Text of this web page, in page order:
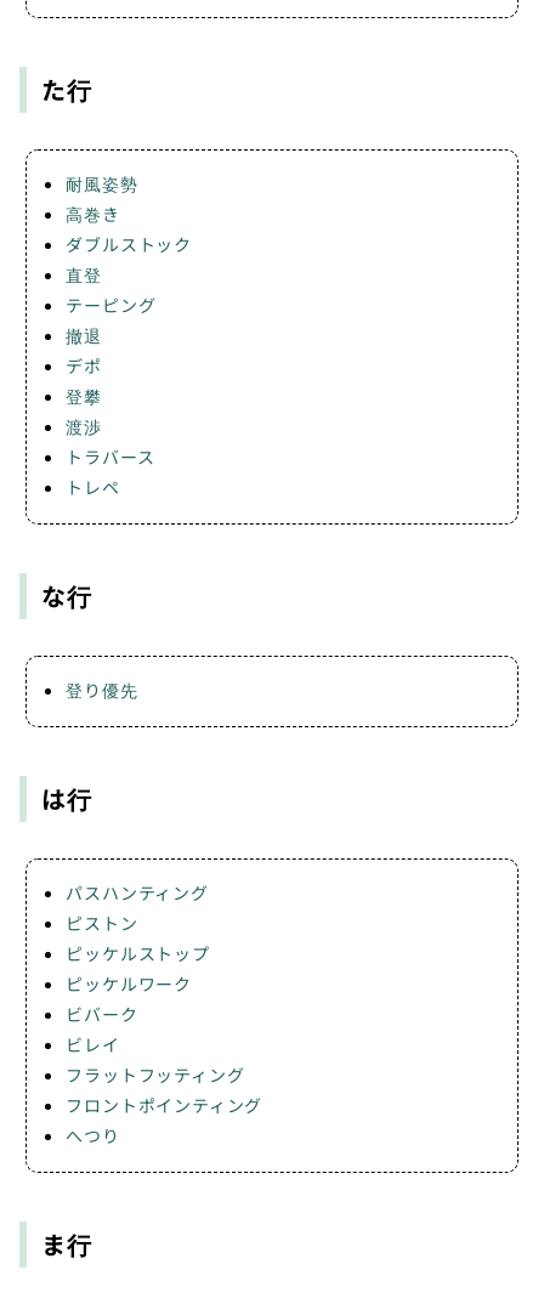
た行
耐風姿勢
高巻き
ダブルストック
直登
テーピング
撤退
デポ
登攀
渡渉
トラバース
トレペ
な行
登り優先
は行
パスハンティング
ピストン
ピッケルストップ
ピッケルワーク
ビバーク
ビレイ
フラットフッティング
フロントポインティング
へつり
ま行